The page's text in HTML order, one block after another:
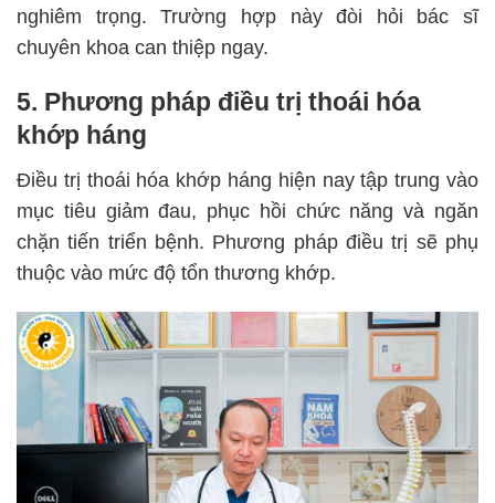
nghiêm trọng. Trường hợp này đòi hỏi bác sĩ
chuyên khoa can thiệp ngay.
5. Phương pháp điều trị thoái hóa
khớp háng
Điều trị thoái hóa khớp háng hiện nay tập trung vào
mục tiêu giảm đau, phục hồi chức năng và ngăn
chặn tiến triển bệnh. Phương pháp điều trị sẽ phụ
thuộc vào mức độ tổn thương khớp.